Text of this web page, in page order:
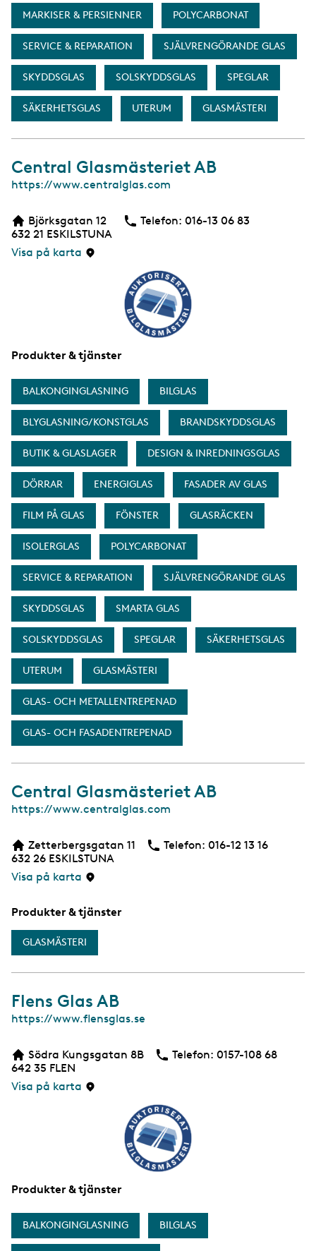
MARKISER & PERSIENNER POLYCARBONAT
SERVICE & REPARATION SJÄLVRENGÖRANDE GLAS
SKYDDSGLAS SOLSKYDDSGLAS SPEGLAR
SÄKERHETSGLAS UTERUM GLASMÄSTERI
Central Glasmästeriet AB
W
b
s
i
https://www.centralglas.com
Björksgatan 12
632 21 ESKILSTUNA
Visa på karta
Telefon: Telefon
016-13 06 83
Produkter & tjänster
BALKONGINGLASNING BILGLAS
BLYGLASNING/KONSTGLAS BRANDSKYDDSGLAS
BUTIK & GLASLAGER DESIGN & INREDNINGSGLAS
DÖRRAR ENERGIGLAS FASADER AV GLAS
FILM PÅ GLAS FÖNSTER GLASRÄCKEN
ISOLERGLAS POLYCARBONAT
SERVICE & REPARATION SJÄLVRENGÖRANDE GLAS
SKYDDSGLAS SMARTA GLAS
SOLSKYDDSGLAS SPEGLAR SÄKERHETSGLAS
UTERUM GLASMÄSTERI
GLAS- OCH METALLENTREPENAD
GLAS- OCH FASADENTREPENAD
Central Glasmästeriet AB
W
b
s
i
https://www.centralglas.com
Zetterbergsgatan 11
632 26 ESKILSTUNA
Visa på karta
Telefon: Telefon
016-12 13 16
Produkter & tjänster
GLASMÄSTERI
Flens Glas AB
W
b
s
i
https://www.flensglas.se
Södra Kungsgatan 8B
642 35 FLEN
Visa på karta
Telefon: Telefon
0157-108 68
Produkter & tjänster
BALKONGINGLASNING BILGLAS